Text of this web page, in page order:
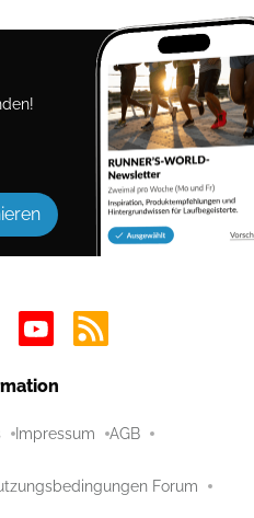
Impressum AGB
Forum